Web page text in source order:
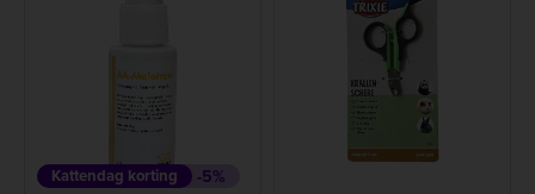
Kattendag korting -5%